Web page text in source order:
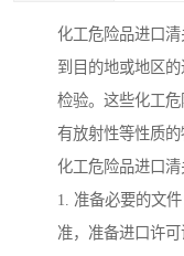
化工危险品进口
到目的地或地区
检验。这些化工
有放射性等性质的
化工危险品进口清
1. 准备必要的文
准，准备进口许可